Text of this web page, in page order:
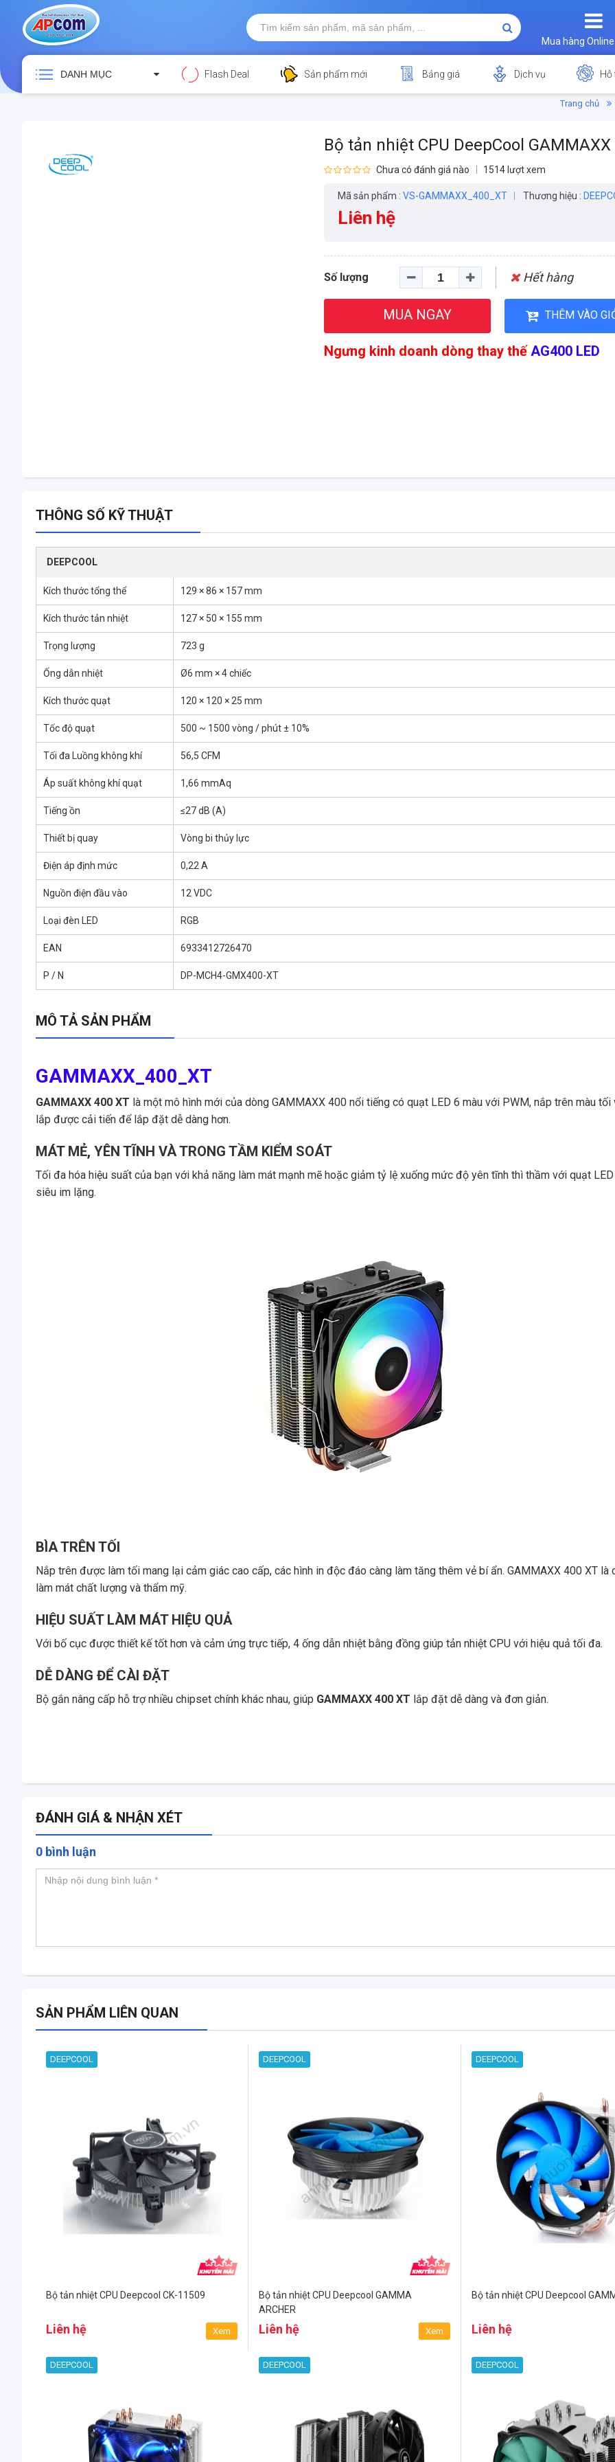
Mua hàng Online
DANH MỤC Flash Deal Sản phẩm mới Bảng giá Dịch vụ Hỗ
Trang chủ
Bộ tản nhiệt CPU DeepCool GAMMAXX
Chưa có đánh giá nào 1514 lượt xem
Mã sản phẩm : VS-GAMMAXX_400_XT Thương hiệu :
Liên hệ
Số lượng Hết hàng
MUA NGAY THÊM VÀO
Ngưng kinh doanh dòng thay thếAG400 LED
THÔNG SỐ KỸ THUẬT
DEEPCOOL
Kích thước tổng thể 129 × 86 × 157 mm
Kích thước tản nhiệt 127 × 50 × 155 mm
Trọng lượng 723 g
Ống dẫn nhiệt Ø6 mm × 4 chiếc
Kích thước quạt 120 × 120 × 25 mm
Tốc độ quạt 500 ~ 1500 vòng / phút ± 10%
Tối đa Luồng không khí 56,5 CFM
Áp suất không khí quạt 1,66 mmAq
Tiếng ồn ≤27 ​​dB (A)
Thiết bị quay Vòng bi thủy lực
Điện áp định mức 0,22 A
Nguồn điện đầu vào 12 VDC
Loại đèn LED RGB
EAN 6933412726470
P / N DP-MCH4-GMX400-XT
MÔ TẢ SẢN PHẨM
GAMMAXX_400_XT
GAMMAXX 400 XT là một mô hình mới của dòng GAMMAXX 400 nổi tiếng có quạt LED 6 màu với PWM, nắp trên màu tối
lắp được cải tiến để lắp đặt dễ dàng hơn.
MÁT MẺ, YÊN TĨNH VÀ TRONG TẦM KIỂM SOÁT
Tối đa hóa hiệu suất của bạn với khả năng làm mát mạnh mẽ hoặc giảm tỷ lệ xuống mức độ yên tĩnh thì thầm với quạt
siêu im lặng.
BÌA TRÊN TỐI
Nắp trên được làm tối mang lại cảm giác cao cấp, các hình in độc đáo càng làm tăng thêm vẻ bí ẩn. GAMMAXX 400 XT là
làm mát chất lượng và thẩm mỹ.
HIỆU SUẤT LÀM MÁT HIỆU QUẢ
Với bố cục được thiết kế tốt hơn và cảm ứng trực tiếp, 4 ống dẫn nhiệt bằng đồng giúp tản nhiệt CPU với hiệu quả tối đa.
DỄ DÀNG ĐỂ CÀI ĐẶT
Bộ gắn nâng cấp hỗ trợ nhiều chipset chính khác nhau, giúp GAMMAXX 400 XT lắp đặt dễ dàng và đơn giản.
ĐÁNH GIÁ & NHẬN XÉT
0 bình luận
SẢN PHẨM LIÊN QUAN
DEEPCOOL
Bộ tản nhiệt CPU Deepcool CK-11509
Liên hệ Xem
DEEPCOOL
Bộ tản nhiệt CPU Deepcool GAMMA
ARCHER
Liên hệ Xem
DEEPCOOL
Bộ tản nhiệt CPU Deepcool
Liên hệ
DEEPCOOL DEEPCOOL DEEPCOOL